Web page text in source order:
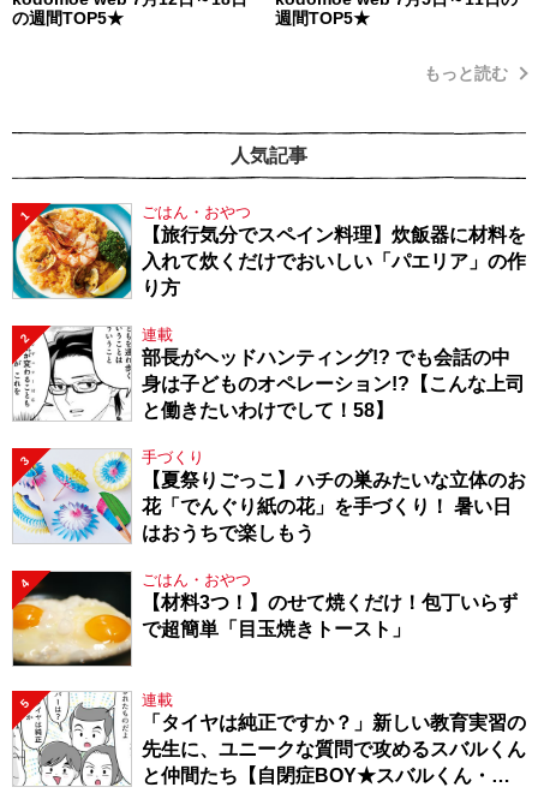
の週間TOP5★
週間TOP5★
もっと読む
人気記事
1 ごはん・おやつ
【旅行気分でスペイン料理】炊飯器に材料を
入れて炊くだけでおいしい「パエリア」の作
り方
2 連載
部長がヘッドハンティング!? でも会話の中
身は子どものオペレーション!?【こんな上司
と働きたいわけでして！58】
3 手づくり
【夏祭りごっこ】ハチの巣みたいな立体のお
花「でんぐり紙の花」を手づくり！ 暑い日
はおうちで楽しもう
4 ごはん・おやつ
【材料3つ！】のせて焼くだけ！包丁いらず
で超簡単「目玉焼きトースト」
5 連載
「タイヤは純正ですか？」新しい教育実習の
先生に、ユニークな質問で攻めるスバルくん
と仲間たち【自閉症BOY★スバルくん・